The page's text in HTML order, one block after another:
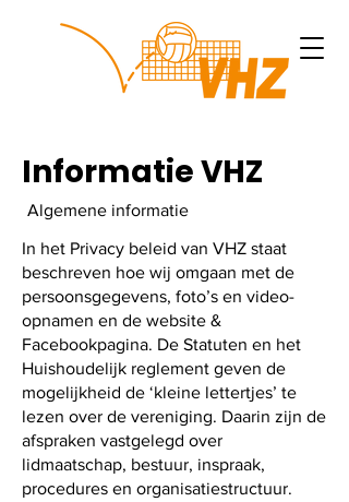
Informatie VHZ
Algemene informatie
In het Privacy beleid van VHZ staat
beschreven hoe wij omgaan met de
persoonsgegevens, foto’s en video-
opnamen en de website &
Facebookpagina. De Statuten en het
Huishoudelijk reglement geven de
mogelijkheid de ‘kleine lettertjes’ te
lezen over de vereniging. Daarin zijn de
afspraken vastgelegd over
lidmaatschap, bestuur, inspraak,
procedures en organisatiestructuur.